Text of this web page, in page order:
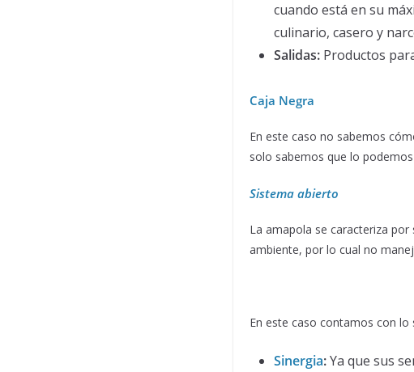
cuando está en su
culinario, casero y
Salidas: Productos
Caja Negra
En este caso no sabemos
solo sabemos que lo
Sistema abierto
La amapola se caracteriza
ambiente, por lo cual no
En este caso contamos con lo
Sinergia:Ya que sus